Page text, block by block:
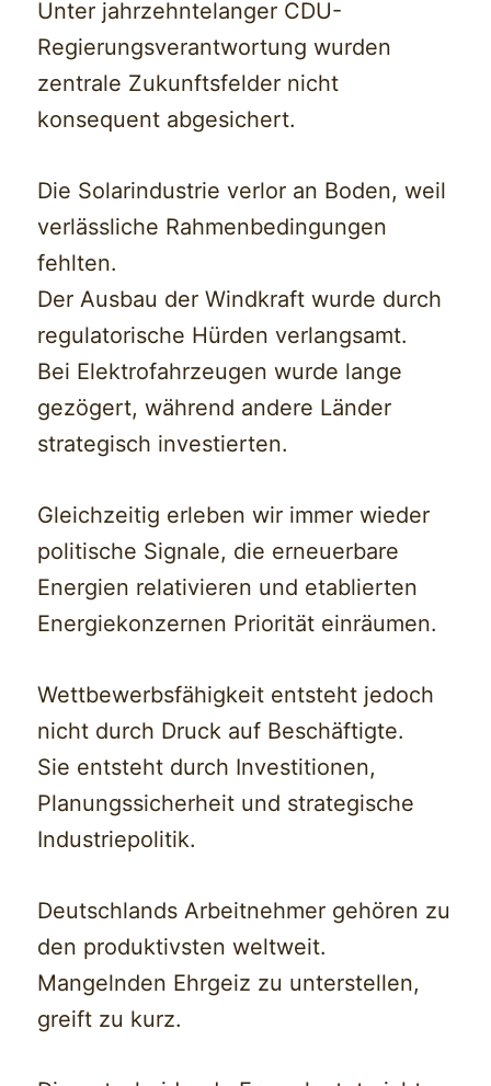
Unter jahrzehntelanger CDU-
Regierungsverantwortung wurden
zentrale Zukunftsfelder nicht
konsequent abgesichert.
Die Solarindustrie verlor an Boden, weil
verlässliche Rahmenbedingungen
fehlten.
Der Ausbau der Windkraft wurde durch
regulatorische Hürden verlangsamt.
Bei Elektrofahrzeugen wurde lange
gezögert, während andere Länder
strategisch investierten.
Gleichzeitig erleben wir immer wieder
politische Signale, die erneuerbare
Energien relativieren und etablierten
Energiekonzernen Priorität einräumen.
Wettbewerbsfähigkeit entsteht jedoch
nicht durch Druck auf Beschäftigte.
Sie entsteht durch Investitionen,
Planungssicherheit und strategische
Industriepolitik.
Deutschlands Arbeitnehmer gehören zu
den produktivsten weltweit.
Mangelnden Ehrgeiz zu unterstellen,
greift zu kurz.